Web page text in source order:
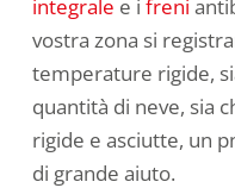
integrale e i freni
vostra zona si
temperature rigide,
quantità di neve, sia
rigide e asciutte, un
di grande aiuto.